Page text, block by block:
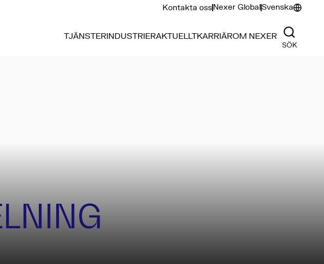
Kontakta ossNexer GlobalSvenska
TJÄNSTERINDUSTRIERAKTUELLTKARRIÄROM NEXER
SÖK